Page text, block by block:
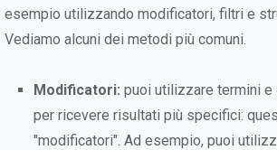
esempio utilizzando modificatori, filtri e
Vediamo alcuni dei metodi più comuni.
Modificatori: puoi utilizzare termini
per ricevere risultati più specifici:
"modificatori". Ad esempio, puoi